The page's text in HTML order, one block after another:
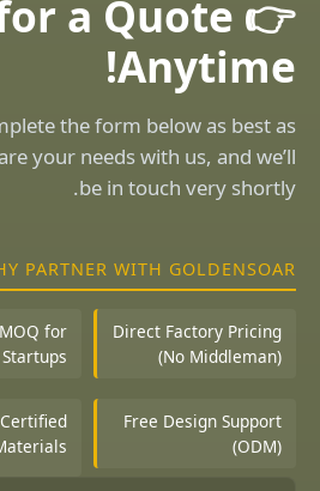
for a Quote
Anytime!
the form below as best as
your needs with us, and we’ll
be in touch very shortly.
PARTNER WITH GOLDENSOAR?
Direct Factory Pricing
(No Middleman)
for
Startups
Free Design Support
(ODM)